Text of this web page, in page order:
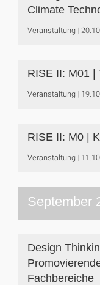
Climate
Veranstaltung
RISE II: M01 |
Veranstaltung
RISE II: M0 |
Veranstaltung
September
Design
Fachbereiche